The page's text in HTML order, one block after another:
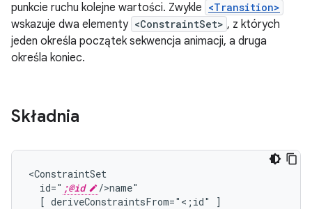
punkcie ruchu kolejne wartości. Zwykle <Transition>
wskazuje dwa elementy <ConstraintSet> , z których
jeden określa początek sekwencja animacji, a druga
określa koniec.
Składnia
id=" ;@id
[ deriveConstraintsFrom="<;id"